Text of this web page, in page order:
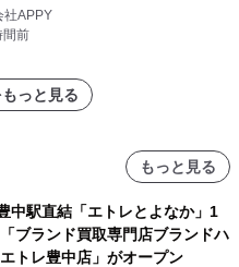
を開催
社APPY
間前
っと見る
もっと見る
中駅直結「エトレとよなか」1
ブランド買取専門店ブランドハ
トレ豊中店」がオープン